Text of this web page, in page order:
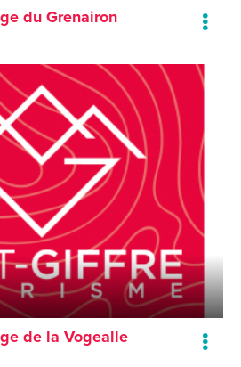
du Grenairon
de la Vogealle